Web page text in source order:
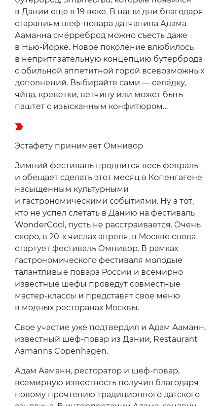
в Дании еще в 19 веке. В наши дни благодаря
стараниям шеф-повара датчанина Адама
Ааманна смёрреброд можно съесть даже
в Нью-Йорке. Новое поколение влюбилось
в непритязательную концепцию бутерброда
с обильной аппетитной горой всевозможных
дополнений. Выбирайте сами — селёдку,
яйца, креветки, ветчину или может быть
паштет с изысканным конфитюром…
Эстафету принимает Омнивор
Зимний фестиваль продлится весь февраль
и обещает сделать этот месяц в Копенгагене
насыщенным культурными
и гастрономическими событиями. Ну а тот,
кто не успел слетать в Данию на фестиваль
WonderCool, пусть не расстраивается. Очень
скоро, в 20-х числах апреля, в Москве снова
стартует фестиваль Омнивор. В рамках
гастрономического фестиваля молодые
талантливые повара России и всемирно
известные шефы проведут совместные
мастер-классы и представят свое меню
в модных ресторанах Москвы.
Свое участие уже подтвердил и Адам Ааманн,
известный шеф-повар из Дании, Restaurant
Aamanns Copenhagen.
Адам Ааманн, ресторатор и шеф-повар,
всемирную известность получил благодаря
новому прочтению традиционного датского